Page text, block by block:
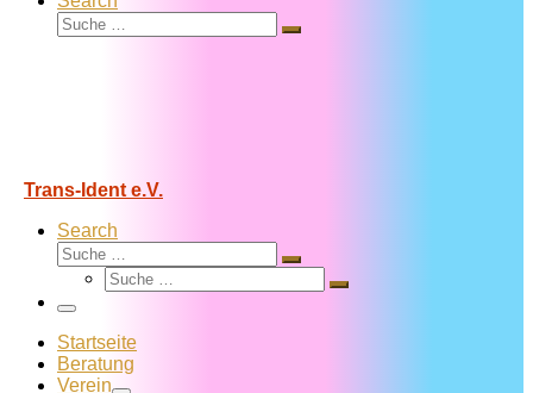
Suche
Suche
Trans-Ident e.V.
Search
Suche
Suche
Suche
Suche
Menü
Startseite
Beratung
Verein